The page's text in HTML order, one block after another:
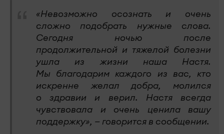
«Невозможно осознать и очень
сложно подобрать нужные слова.
Сегодня ночью после
продолжительной и тяжелой болезни
ушла из жизни наша Настя.
Мы благодарим каждого из вас, кто
искренне желал добра, молился
о здравии и верил. Настя всегда
чувствовала и очень ценила вашу
поддержку», — говорится в сообщении.